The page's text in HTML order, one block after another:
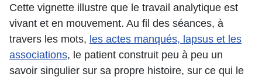
Cette vignette illustre que le travail analytique est
vivant et en mouvement. Au fil des séances, à
travers les mots, les actes manqués, lapsus et les
associations, le patient construit peu à peu un
savoir singulier sur sa propre histoire, sur ce qui le